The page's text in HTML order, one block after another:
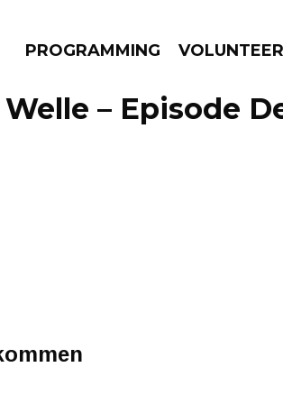
PROGRAMMING VOLUNTEER
– Episode